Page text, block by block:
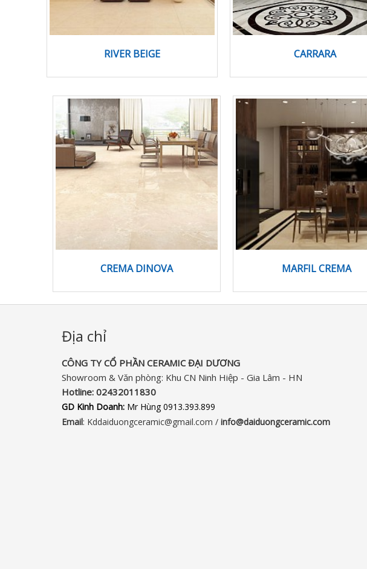
RIVER BEIGE CARRARA
CREMA DINOVA MARFIL CREMA
Địa chỉ
CÔNG TY CỔ PHẦN CERAMIC ĐẠI DƯƠNG​
Showroom & Văn phòng: Khu CN Ninh Hiệp - Gia Lâm - HN
Hotline: 02432011830‬
GD Kinh Doanh: Mr Hùng 0913.393.899
Email: Kddaiduongceramic@gmail.com / info@daiduongceramic.com